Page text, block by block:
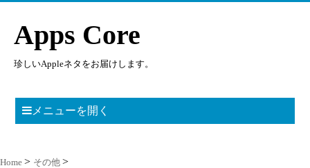
Apps Core
珍しいAppleネタをお届けします。
メニューを開く
Home その他